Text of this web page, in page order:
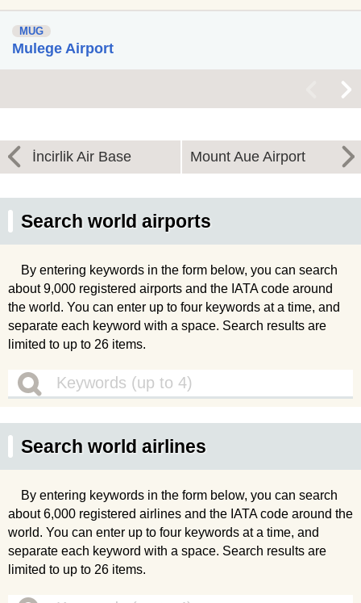
MUG
Mulege Airport
İncirlik Air Base Mount Aue Airport
Search world airports
By entering keywords in the form below, you can search
about 9,000 registered airports and the IATA code around
the world. You can enter up to four keywords at a time, and
separate each keyword with a space. Search results are
limited to up to 26 items.
Search world airlines
By entering keywords in the form below, you can search
about 6,000 registered airlines and the IATA code around the
world. You can enter up to four keywords at a time, and
separate each keyword with a space. Search results are
limited to up to 26 items.